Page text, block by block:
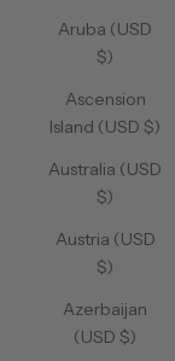
Aruba (USD
$)
Ascension
Island (USD $)
Australia (USD
$)
Austria (USD
$)
Azerbaijan
(USD $)